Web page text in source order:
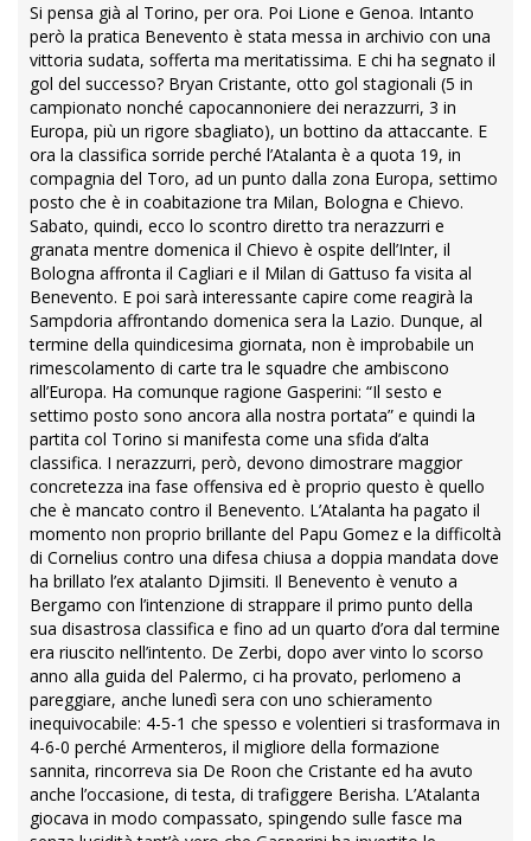
Si pensa già al Torino, per ora. Poi Lione e Genoa. Intanto
però la pratica Benevento è stata messa in archivio con una
vittoria sudata, sofferta ma meritatissima. E chi ha segnato il
gol del successo? Bryan Cristante, otto gol stagionali (5 in
campionato nonché capocannoniere dei nerazzurri, 3 in
Europa, più un rigore sbagliato), un bottino da attaccante. E
ora la classifica sorride perché l’Atalanta è a quota 19, in
compagnia del Toro, ad un punto dalla zona Europa, settimo
posto che è in coabitazione tra Milan, Bologna e Chievo.
Sabato, quindi, ecco lo scontro diretto tra nerazzurri e
granata mentre domenica il Chievo è ospite dell’Inter, il
Bologna affronta il Cagliari e il Milan di Gattuso fa visita al
Benevento. E poi sarà interessante capire come reagirà la
Sampdoria affrontando domenica sera la Lazio. Dunque, al
termine della quindicesima giornata, non è improbabile un
rimescolamento di carte tra le squadre che ambiscono
all’Europa. Ha comunque ragione Gasperini: “Il sesto e
settimo posto sono ancora alla nostra portata” e quindi la
partita col Torino si manifesta come una sfida d’alta
classifica. I nerazzurri, però, devono dimostrare maggior
concretezza ina fase offensiva ed è proprio questo è quello
che è mancato contro il Benevento. L’Atalanta ha pagato il
momento non proprio brillante del Papu Gomez e la difficoltà
di Cornelius contro una difesa chiusa a doppia mandata dove
ha brillato l’ex atalanto Djimsiti. Il Benevento è venuto a
Bergamo con l’intenzione di strappare il primo punto della
sua disastrosa classifica e fino ad un quarto d’ora dal termine
era riuscito nell’intento. De Zerbi, dopo aver vinto lo scorso
anno alla guida del Palermo, ci ha provato, perlomeno a
pareggiare, anche lunedì sera con uno schieramento
inequivocabile: 4-5-1 che spesso e volentieri si trasformava in
4-6-0 perché Armenteros, il migliore della formazione
sannita, rincorreva sia De Roon che Cristante ed ha avuto
anche l’occasione, di testa, di trafiggere Berisha. L’Atalanta
giocava in modo compassato, spingendo sulle fasce ma